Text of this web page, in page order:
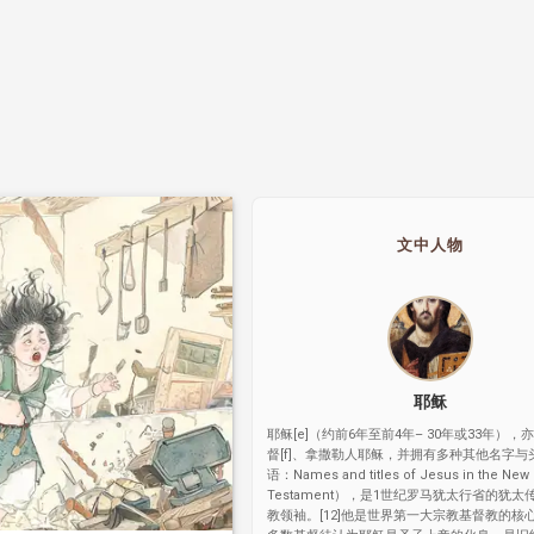
文中人物
耶稣
耶稣[e]（约前6年至前4年– 30年或33年），
督[f]、拿撒勒人耶稣，并拥有多种其他名字与
语：Names and titles of Jesus in the New
Testament），是1世纪罗马犹太行省的犹太
教领袖。[12]他是世界第一大宗教基督教的核